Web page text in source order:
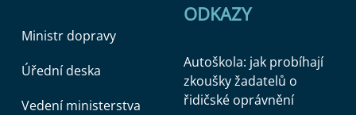
Ministr dopravy
Úřední deska
Vedení ministerstva
ODKAZY
Autoškola: jak probíhají
zkoušky žadatelů o
řidičské oprávnění